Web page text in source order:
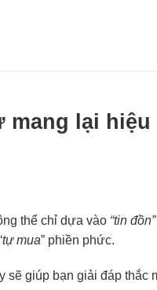
mang lại hiệu
thể chỉ dựa vào “tin đồn”
tự mua” phiền phức.
giúp bạn giải đáp thắc